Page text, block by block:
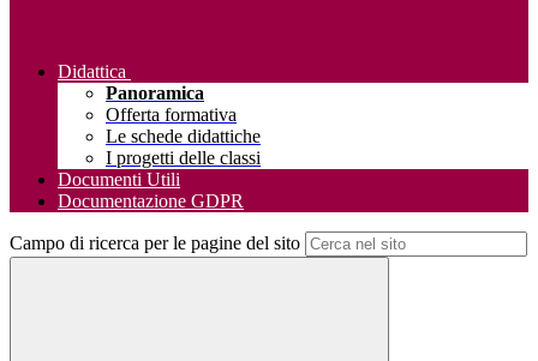
Didattica
Panoramica
Offerta formativa
Le schede didattiche
I progetti delle classi
Documenti Utili
Documentazione GDPR
Campo di ricerca per le pagine del sito